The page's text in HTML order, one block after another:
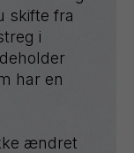
skifte fra
i
har en
ændret